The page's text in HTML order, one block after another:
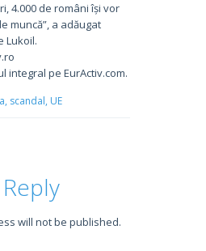
4.000 de români își vor
muncă”, a adăugat
Lukoil.
integral pe EurActiv.com.
scandal, UE
will not be published.